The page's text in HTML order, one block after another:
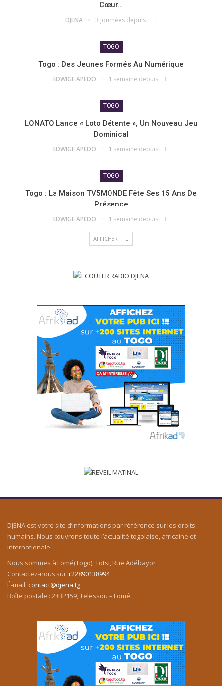
Cœur…
DJENA 3 journées depuis
TOGO
Togo : Des Jeunes Formés Au Numérique
EDWIGE APEDO 1 semaine depuis
TOGO
LONATO Lance « Loto Détente », Un Nouveau Jeu
Dominical
EDWIGE APEDO 1 semaine depuis
TOGO
Togo : La Maison TV5MONDE Fête Ses 15 Ans De
Présence
EDWIGE APEDO 1 semaine depuis
AFFICHER +
DJENA est votre site d’informations par référence sur les droits
humains. Nous couvrons toute l’actualité togolaise, africaine et
internationale.
Nous sommes à Lomé(Togo), Totsi, Rue Adébayor
Contactez-nous sur+22890138994
É-mail: contact@djena.tg
Boîte postale : 28BP159, Telessou – Lomé